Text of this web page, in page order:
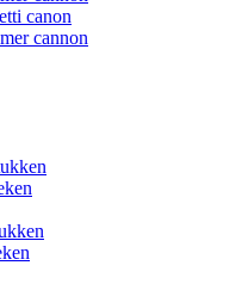
canon
cannon